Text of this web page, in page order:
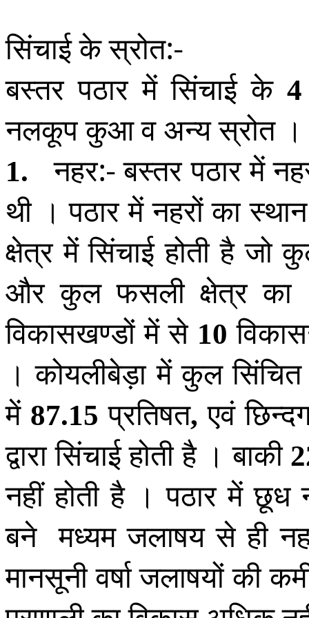
सिंचाई के स्रोत:-
बस्तर पठार में सिंचाई के 4
नलकूप कुआ व अन्य स्रोत ।
1.
नहर:- बस्तर पठार में
थी । पठार में नहरों का
क्षेत्र में सिंचाई होती है जो
और कुल फसली क्षेत्र का
विकासखण्डों में से 10
। कोयलीबेड़ा में कुल
में 87.15 प्रतिषत, एवं
द्वारा सिंचाई होती है । बाकी
नहीं होती है । पठार में छूध
बने मध्यम जलाषय से ही
मानसूनी वर्षा जलाषयों की